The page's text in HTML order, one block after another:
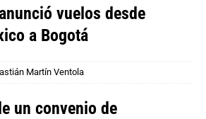
vuelos desde
a Bogotá
Martín Ventola
un convenio de